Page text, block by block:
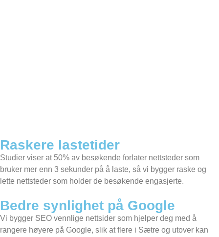
Raskere lastetider
Studier viser at 50% av besøkende forlater nettsteder som
bruker mer enn 3 sekunder på å laste, så vi bygger raske og
lette nettsteder som holder de besøkende engasjerte.
Bedre synlighet på Google
Vi bygger SEO vennlige nettsider som hjelper deg med å
rangere høyere på Google, slik at flere i Sætre og utover kan